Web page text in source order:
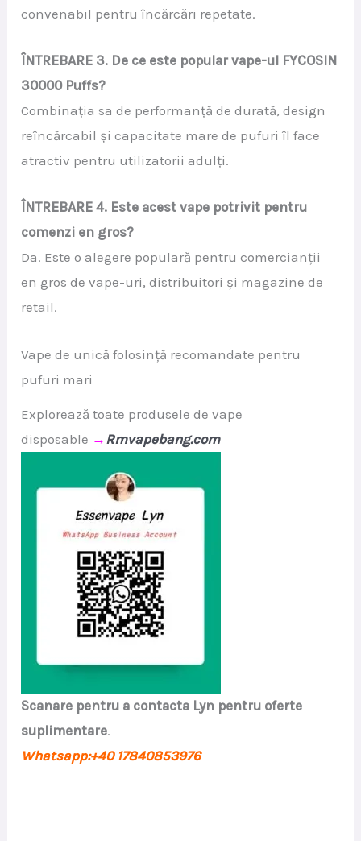
convenabil pentru încărcări repetate.
ÎNTREBARE 3. De ce este popular vape-ul FYCOSIN
30000 Puffs?
Combinația sa de performanță de durată, design
reîncărcabil și capacitate mare de pufuri îl face
atractiv pentru utilizatorii adulți.
ÎNTREBARE 4. Este acest vape potrivit pentru
comenzi en gros?
Da. Este o alegere populară pentru comercianții
en gros de vape-uri, distribuitori și magazine de
retail.
Vape de unică folosință recomandate pentru
pufuri mari
Explorează toate produsele de vape
disposable → Rmvapebang.com
Scanare pentru a contacta Lyn pentru oferte
suplimentare.
Whatsapp:+40 17840853976